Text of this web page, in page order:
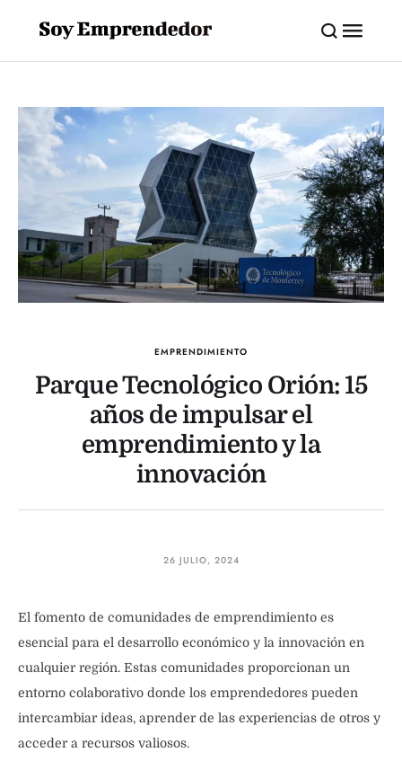
EMPRENDIMIENTO
Parque Tecnológico Orión: 15
años de impulsar el
emprendimiento y la
innovación
26 JULIO, 2024
El fomento de comunidades de emprendimiento es
esencial para el desarrollo económico y la innovación en
cualquier región. Estas comunidades proporcionan un
entorno colaborativo donde los emprendedores pueden
intercambiar ideas, aprender de las experiencias de otros y
acceder a recursos valiosos.